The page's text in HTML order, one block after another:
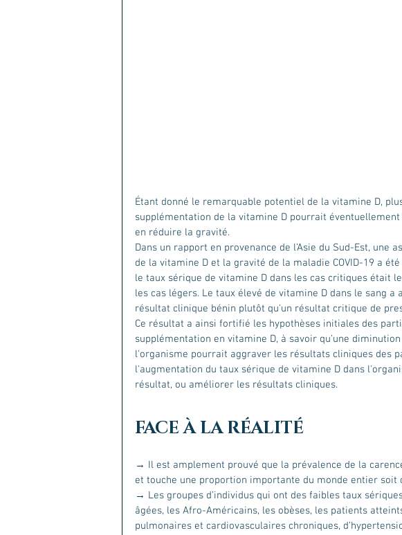
Étant donné le remarquable potentiel de la vitamine D,
supplémentation de la vitamine D pourrait
en réduire la gravité.
Dans un rapport en provenance de l’Asie du Sud-Est, une
de la vitamine D et la gravité de la maladie COVID-19 a
le taux sérique de vitamine D dans les cas critiques était
les cas légers. Le taux élevé de vitamine D dans le sang a
résultat clinique bénin plutôt qu'un résultat critique de
Ce résultat a ainsi fortifié les hypothèses initiales des
supplémentation en vitamine D, à savoir qu’une
l'organisme pourrait aggraver les résultats cliniques des
l'augmentation du taux sérique de vitamine D dans
résultat, ou améliorer les résultats cliniques.
FACE À LA RÉALITÉ
→ Il est amplement prouvé que la prévalence de la
et touche une proportion importante du monde entier soit
→ Les groupes d’individus qui ont des faibles taux
âgées, les Afro-Américains, les obèses, les patients
pulmonaires et cardiovasculaires chroniques,